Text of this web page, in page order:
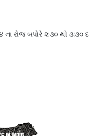
રોજ બપોરે ૨:૩૦ થી ૩:૩૦